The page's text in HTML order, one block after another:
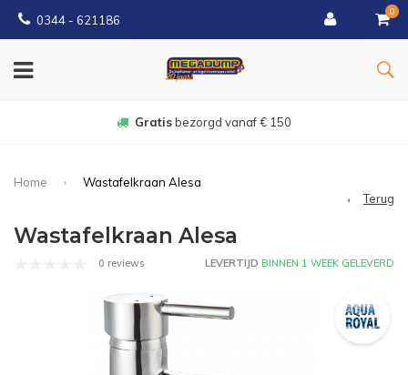
0344 - 621186
0
Gratisbezorgd vanaf € 150
Home
Wastafelkraan Alesa
Terug
Wastafelkraan Alesa
0 reviews LEVERTIJD BINNEN 1 WEEK GELEVERD